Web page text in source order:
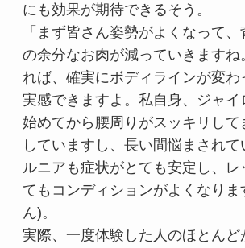
にも効果が期待できるそう。
「まず皆さん姿勢がよくなって、
の余分なお肉が減っていきますね
れば、確実にボディラインが変わ
実感できますよ。私自身、ジャイ
始めてから腰周りがスッキリして
していますし、長い間悩まされ
ルニアも症状がとても安定し、レ
てもコンディションがよくなりま
ん)。
実際、一度体験した人のほとんど